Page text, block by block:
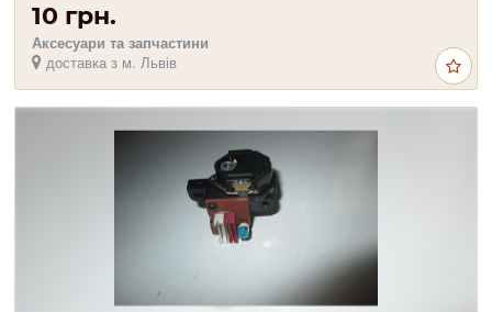
10 грн.
Аксесуари та запчастини
доставка з м. Львів